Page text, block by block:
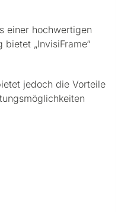
einer hochwertigen
„InvisiFrame“
jedoch die Vorteile